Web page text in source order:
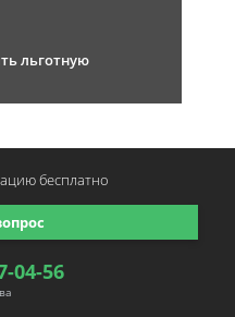
льготную
04-56
бесплатно